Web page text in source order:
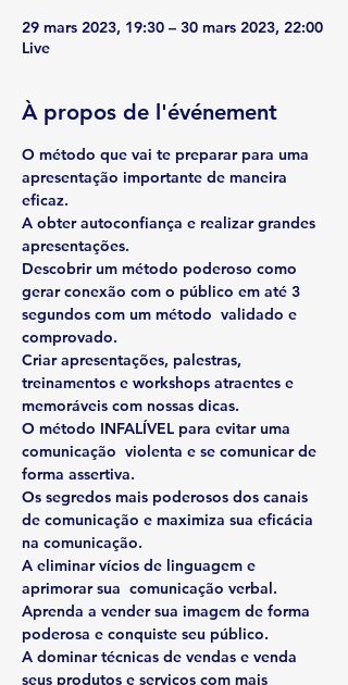
29 mars 2023, 19:30 – 30 mars 2023, 22:00
Live
À propos de l'événement
O método que vai te preparar para uma
apresentação importante de maneira
A obter autoconfiança e realizar grandes
Descobrir um método poderoso como
gerar conexão com o público em até 3
segundos com um método  validado e
Criar apresentações, palestras,
treinamentos e workshops atraentes e
O método INFALÍVEL para evitar uma
comunicação  violenta e se comunicar de
Os segredos mais poderosos dos canais
de comunicação e maximiza sua eficácia
A eliminar vícios de linguagem e
Aprenda a vender sua imagem de forma
A dominar técnicas de vendas e venda
seus produtos e serviços com mais